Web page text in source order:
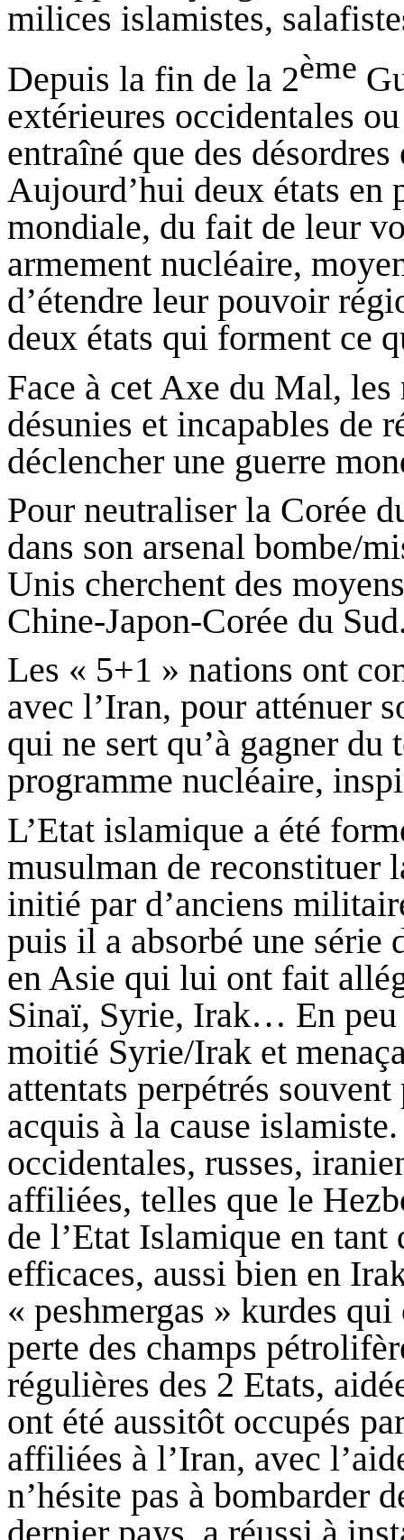
milices islamistes,
Depuis la fin de la 2ème
extérieures occidentales
entraîné que des
Aujourd’hui deux états
mondiale, du fait de leur
armement nucléaire,
d’étendre leur pouvoir
deux états qui forment ce
Face à cet Axe du Mal,
désunies et incapables de
déclencher une guerre
Pour neutraliser la Corée
dans son arsenal bombe/
Unis cherchent des
Chine-Japon-Corée du
Les « 5+1 » nations ont
avec l’Iran, pour atténuer
qui ne sert qu’à gagner du
programme nucléaire,
L’Etat islamique a été
musulman de reconstituer
initié par d’anciens
puis il a absorbé une série
en Asie qui lui ont fait
Sinaï, Syrie, Irak… En peu
moitié Syrie/Irak et
attentats perpétrés
acquis à la cause
occidentales, russes,
affiliées, telles que le
de l’Etat Islamique en tant
efficaces, aussi bien en
« peshmergas » kurdes
perte des champs
régulières des 2 Etats,
ont été aussitôt occupés
affiliées à l’Iran, avec
n’hésite pas à bombarder